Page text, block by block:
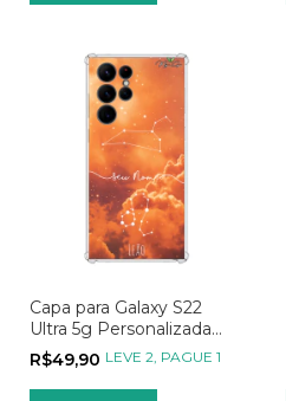
Capa para Galaxy S22
Ultra 5g Personalizada
Signos Constelação de
Leão
R$49,90 LEVE 2, PAGUE 1